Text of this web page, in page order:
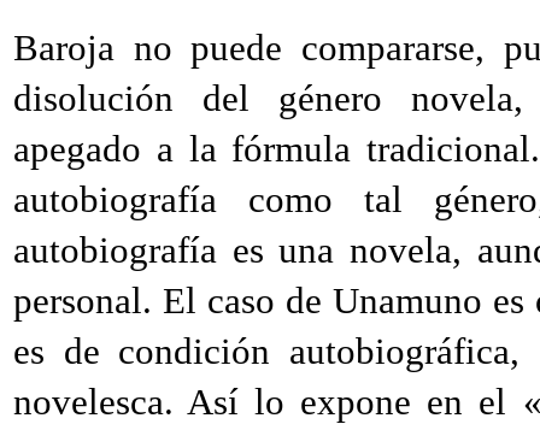
Baroja no puede compararse,
disolución del género novela,
apegado a la fórmula
autobiografía como tal
autobiografía es una novela,
personal. El caso de Unamuno
es de condición
novelesca. Así lo expone en el